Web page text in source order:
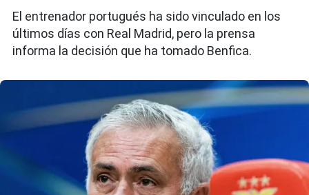
El entrenador portugués ha sido vinculado en los
últimos días con Real Madrid, pero la prensa
informa la decisión que ha tomado Benfica.